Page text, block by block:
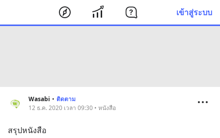
เข้าสู่ระบบ
Wasabi • ติดตาม
12 ธ.ค. 2020 เวลา 09:30 • หนังสือ
สรุปหนังสือ